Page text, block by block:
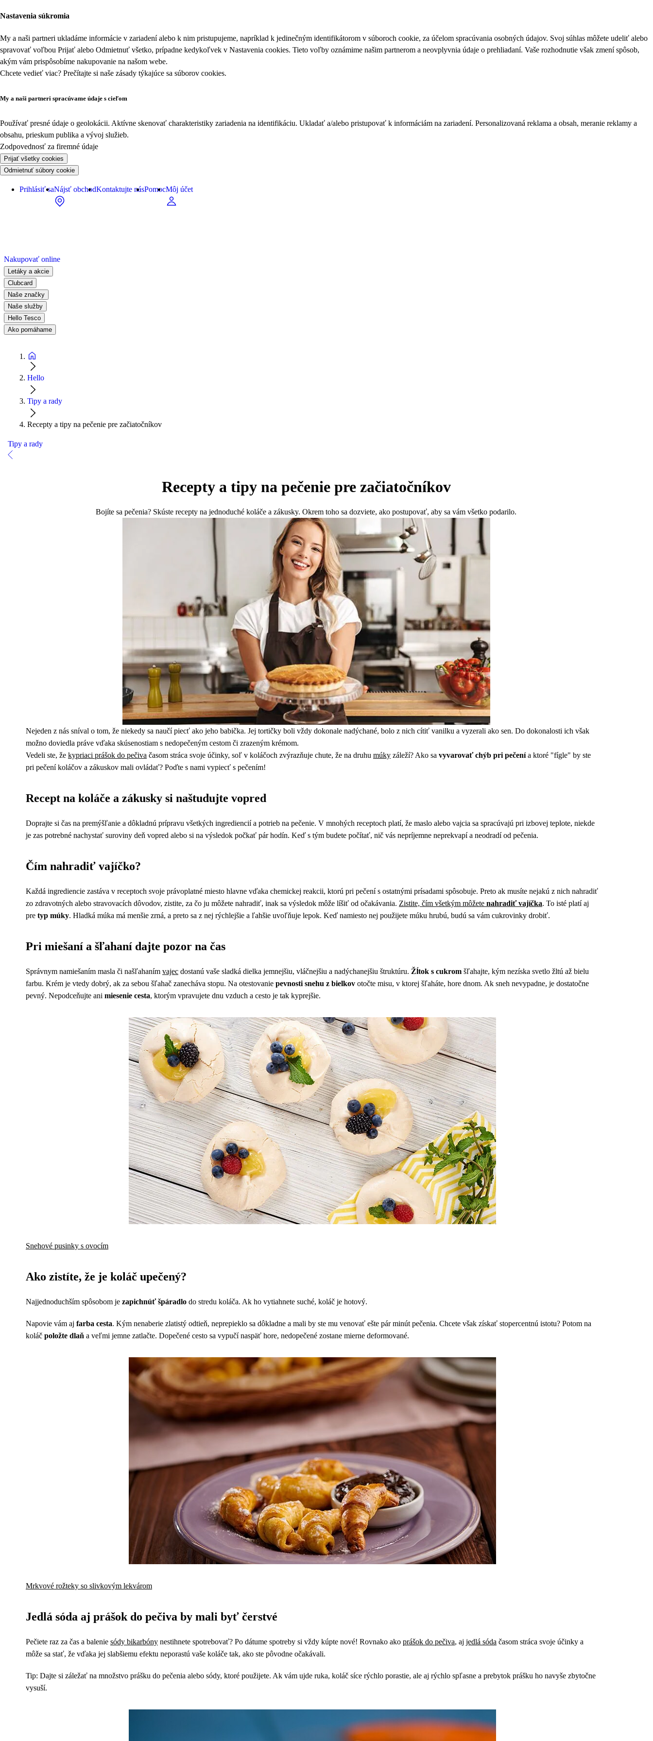
Nastavenia súkromia
My a naši partneri ukladáme informácie v zariadení alebo k nim pristupujeme, napríklad k jedinečným identifikátorom v súboroch cookie, za účelom spracúvania osobných údajov. Svoj súhlas môžete udeliť alebo
spravovať voľbou Prijať alebo Odmietnuť všetko, prípadne kedykoľvek v Nastavenia cookies. Tieto voľby oznámime našim partnerom a neovplyvnia údaje o prehliadaní. Vaše rozhodnutie však zmení spôsob,
akým vám prispôsobíme nakupovanie na našom webe.
Chcete vedieť viac? Prečítajte si naše zásady týkajúce sa súborov cookies.
My a naši partneri spracúvame údaje s cieľom
Používať presné údaje o geolokácii. Aktívne skenovať charakteristiky zariadenia na identifikáciu. Ukladať a/alebo pristupovať k informáciám na zariadení. Personalizovaná reklama a obsah, meranie reklamy a
obsahu, prieskum publika a vývoj služieb.
Zodpovednosť za firemné údaje
Prijať všetky cookies
Odmietnuť súbory cookie
Prihlásiť saNájsť obchodKontaktujte násPomocMôj účet
Nakupovať online
Letáky a akcie
Clubcard
Naše značky
Naše služby
Hello Tesco
Ako pomáhame
Hello
Tipy a rady
Recepty a tipy na pečenie pre začiatočníkov
Tipy a rady
Recepty a tipy na pečenie pre začiatočníkov
Bojíte sa pečenia? Skúste recepty na jednoduché koláče a zákusky. Okrem toho sa dozviete, ako postupovať, aby sa vám všetko podarilo.
Nejeden z nás sníval o tom, že niekedy sa naučí piecť ako jeho babička. Jej tortičky boli vždy dokonale nadýchané, bolo z nich cítiť vanilku a vyzerali ako sen. Do dokonalosti ich však
možno doviedla práve vďaka skúsenostiam s nedopečeným cestom či zrazeným krémom.
Vedeli ste, že kypriaci prášok do pečiva časom stráca svoje účinky, soľ v koláčoch zvýrazňuje chute, že na druhu múky záleží? Ako sa vyvarovať chýb pri pečenía ktoré "fígle" by ste
pri pečení koláčov a zákuskov mali ovládať? Poďte s nami vypiecť s pečením!
Recept na koláče a zákusky si naštudujte vopred
Doprajte si čas na premýšľanie a dôkladnú prípravu všetkých ingrediencií a potrieb na pečenie. V mnohých receptoch platí, že maslo alebo vajcia sa spracúvajú pri izbovej teplote, niekde
je zas potrebné nachystať suroviny deň vopred alebo si na výsledok počkať pár hodín. Keď s tým budete počítať, nič vás nepríjemne neprekvapí a neodradí od pečenia.
Čím nahradiť vajíčko?
Každá ingrediencie zastáva v receptoch svoje právoplatné miesto hlavne vďaka chemickej reakcii, ktorú pri pečení s ostatnými prísadami spôsobuje. Preto ak musíte nejakú z nich nahradiť
zo zdravotných alebo stravovacích dôvodov, zistite, za čo ju môžete nahradiť, inak sa výsledok môže líšiť od očakávania. Zistite, čím všetkým môžete nahradiť vajíčka. To isté platí aj
pre typ múky. Hladká múka má menšie zrná, a preto sa z nej rýchlejšie a ľahšie uvoľňuje lepok. Keď namiesto nej použijete múku hrubú, budú sa vám cukrovinky drobiť.
Pri miešaní a šľahaní dajte pozor na čas
Správnym namiešaním masla či našľahaním vajec dostanú vaše sladká dielka jemnejšiu, vláčnejšiu a nadýchanejšiu štruktúru. Žĺtok s cukrom šľahajte, kým nezíska svetlo žltú až bielu
farbu. Krém je vtedy dobrý, ak za sebou šľahač zanecháva stopu. Na otestovanie pevnosti snehu z bielkov otočte misu, v ktorej šľaháte, hore dnom. Ak sneh nevypadne, je dostatočne
pevný. Nepodceňujte ani miesenie cesta, ktorým vpravujete dnu vzduch a cesto je tak kyprejšie.
Snehové pusinky s ovocím
Ako zistíte, že je koláč upečený?
Najjednoduchším spôsobom je zapichnúť špáradlo do stredu koláča. Ak ho vytiahnete suché, koláč je hotový.
Napovie vám aj farba cesta. Kým nenaberie zlatistý odtieň, neprepieklo sa dôkladne a mali by ste mu venovať ešte pár minút pečenia. Chcete však získať stopercentnú istotu? Potom na
koláč položte dlaň a veľmi jemne zatlačte. Dopečené cesto sa vypučí naspäť hore, nedopečené zostane mierne deformované.
Mrkvové rožteky so slivkovým lekvárom
Jedlá sóda aj prášok do pečiva by mali byť čerstvé
Pečiete raz za čas a balenie sódy bikarbóny nestihnete spotrebovať? Po dátume spotreby si vždy kúpte nové! Rovnako ako prášok do pečiva, aj jedlá sóda časom stráca svoje účinky a
môže sa stať, že vďaka jej slabšiemu efektu neporastú vaše koláče tak, ako ste pôvodne očakávali.
Tip: Dajte si záležať na množstvo prášku do pečenia alebo sódy, ktoré použijete. Ak vám ujde ruka, koláč síce rýchlo porastie, ale aj rýchlo spľasne a prebytok prášku ho navyše zbytočne
vysuší.